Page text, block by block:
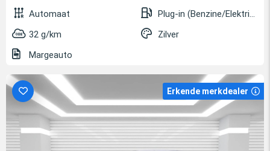
Automaat
Plug-in (Benzine/Elektrisch)
32 g/km
Zilver
Margeauto
Erkende merkdealer